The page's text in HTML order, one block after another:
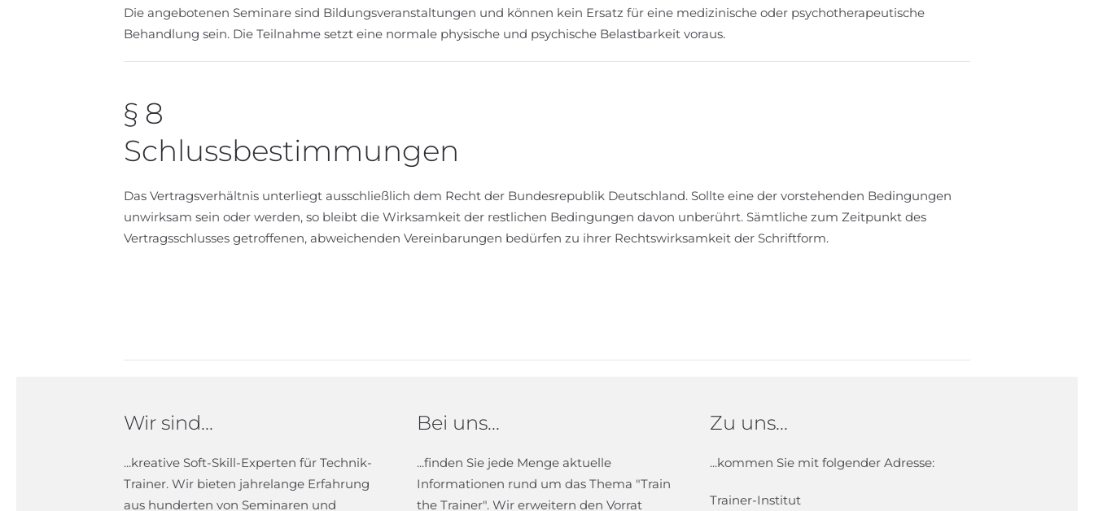
Die angebotenen Seminare sind Bildungsveranstaltungen und können kein Ersatz für eine medizinische oder psychotherapeutische
Behandlung sein. Die Teilnahme setzt eine normale physische und psychische Belastbarkeit voraus.
§ 8
Schlussbestimmungen
Das Vertragsverhältnis unterliegt ausschließlich dem Recht der Bundesrepublik Deutschland. Sollte eine der vorstehenden Bedingungen
unwirksam sein oder werden, so bleibt die Wirksamkeit der restlichen Bedingungen davon unberührt. Sämtliche zum Zeitpunkt des
Vertragsschlusses getroffenen, abweichenden Vereinbarungen bedürfen zu ihrer Rechtswirksamkeit der Schriftform.
Wir sind...
...kreative Soft-Skill-Experten für Technik-
Trainer. Wir bieten jahrelange Erfahrung
aus hunderten von Seminaren und
Bei uns...
...finden Sie jede Menge aktuelle
Informationen rund um das Thema "Train
the Trainer". Wir erweitern den Vorrat
Zu uns...
...kommen Sie mit folgender Adresse:
Trainer-Institut